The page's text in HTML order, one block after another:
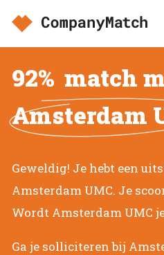
92% match
Amsterdam
Geweldig! Je hebt een
Amsterdam UMC. Je
Wordt Amsterdam UMC
Ga je solliciteren bij